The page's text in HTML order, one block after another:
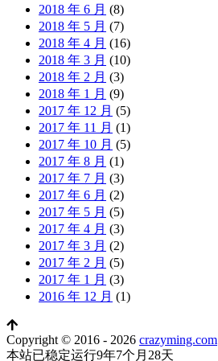
2018 年 6 月 (8)
2018 年 5 月 (7)
2018 年 4 月 (16)
2018 年 3 月 (10)
2018 年 2 月 (3)
2018 年 1 月 (9)
2017 年 12 月 (5)
2017 年 11 月 (1)
2017 年 10 月 (5)
2017 年 8 月 (1)
2017 年 7 月 (3)
2017 年 6 月 (2)
2017 年 5 月 (5)
2017 年 4 月 (3)
2017 年 3 月 (2)
2017 年 2 月 (5)
2017 年 1 月 (3)
2016 年 12 月 (1)
Copyright © 2016 - 2026 crazyming.com
本站已稳定运行9年7个月28天